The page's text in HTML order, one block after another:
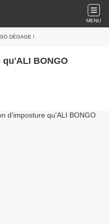
MENU
DÉGAGE !
BONGO